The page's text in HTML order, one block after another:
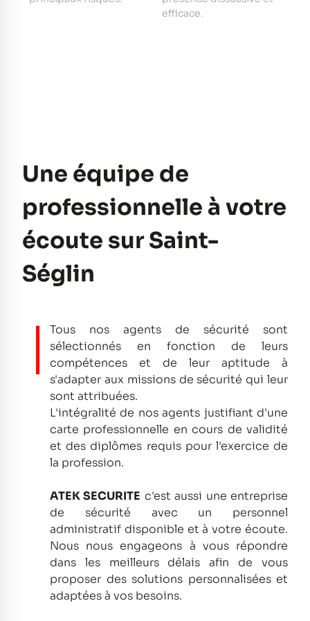
efficace.
Une équipe de
professionnelle à votre
écoute sur Saint-
Séglin
Tous nos agents de sécurité sont
sélectionnés en fonction de leurs
compétences et de leur aptitude à
s'adapter aux missions de sécurité qui leur
sont attribuées.
L'intégralité de nos agents justifiant d'une
carte professionnelle en cours de validité
et des diplômes requis pour l'exercice de
la profession.
ATEK SECURITE c'est aussi une entreprise
de sécurité avec un personnel
administratif disponible et à votre écoute.
Nous nous engageons à vous répondre
dans les meilleurs délais afin de vous
proposer des solutions personnalisées et
adaptées à vos besoins.